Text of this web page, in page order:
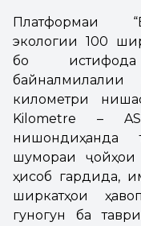
Платформаи
экологии 100
бо
километри
Kilometre –
нишондиҳанда
шумораи
ҳисоб гардида,
ширкатҳои
гуногун ба